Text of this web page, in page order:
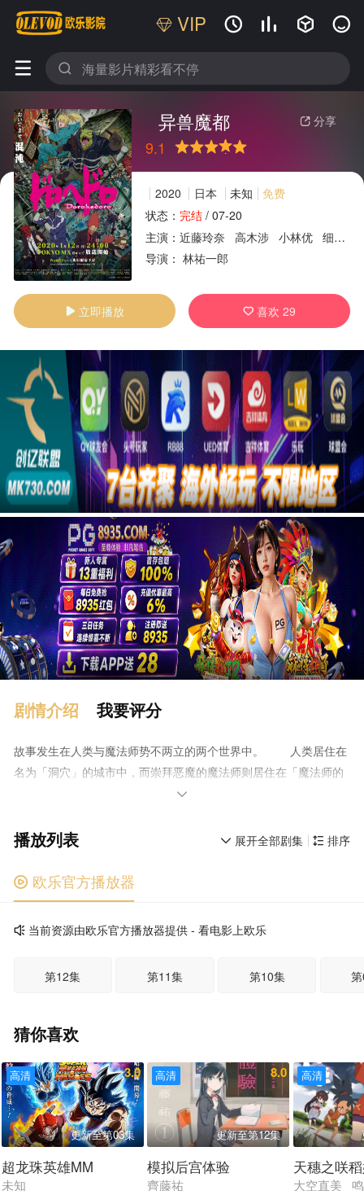
VIP    
 
 分享
异兽魔都
9.1
很差较差还行推荐力荐
2020 日本 未知
免费
状态： 完结/ 07-20
主演： 近藤玲奈 高木涉 小林优
细谷佳正
导演： 林祐一郎
 立即播放  喜欢29
广告
剧情介绍 我要评分
故事发生在人类与魔法师势不两立的两个世界中。 人类居住在
名为「洞穴」的城市中，而崇拜恶魔的魔法师则居住在「魔法师的
世界」中。魔法师称人类为「废物」，人类则称魔法师为「怪
「门」，以「洞穴」的人类作为练习魔法的实验品，而饱受其害的
害者之一，开曼因为魔法的缘故头部变成了蜥蜴，同时失去了一切
记忆。然而开曼的身体却因此拥有魔法无效的免疫力。为了追寻记
动。而「魔法师的世界」的杀手也出现在「洞穴」中，厮杀一触即

 排序
 展开全部剧集
播放列表
 欧乐官方播放器
当前资源由欧乐官方播放器提供 - 看电影上欧乐
第12集 第11集 第10集
猜你喜欢
高清 3.0
更新至第03集
超龙珠英雄MM
未知
高清 8.0
更新至第12集
模拟后宫体验
齊藤祐
高清
天穗之咲
大空直美